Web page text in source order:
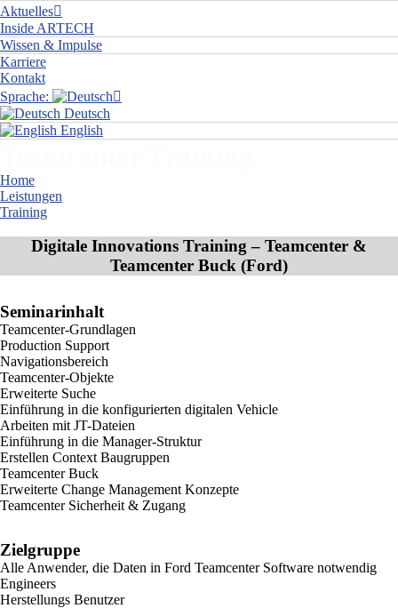
Aktuelles
Inside ARTECH
Wissen & Impulse
Karriere
Kontakt
Sprache:
Deutsch
English
Home
Leistungen
Training
Digitale Innovations Training – Teamcenter &
Teamcenter Buck (Ford)
Seminarinhalt
Teamcenter-Grundlagen
Production Support
Navigationsbereich
Teamcenter-Objekte
Erweiterte Suche
Einführung in die konfigurierten digitalen Vehicle
Arbeiten mit JT-Dateien
Einführung in die Manager-Struktur
Erstellen Context Baugruppen
Teamcenter Buck
Erweiterte Change Management Konzepte
Teamcenter Sicherheit & Zugang
Zielgruppe
Alle Anwender, die Daten in Ford Teamcenter Software notwendig
Engineers
Herstellungs Benutzer